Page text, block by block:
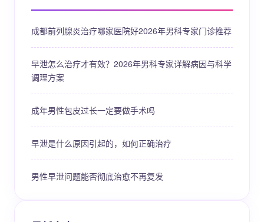
成都前列腺炎治疗哪家医院好2026年男科专家门诊推荐
早泄怎么治疗才有效？2026年男科专家详解病因与科学
调理方案
成年男性包皮过长一定要做手术吗
早泄是什么原因引起的，如何正确治疗
男性早泄问题能否彻底治愈不再复发